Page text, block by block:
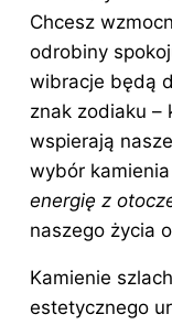
Chcesz
odrobiny
wibracje będą
znak zodiaku –
wspierają
wybór
energię z
naszego życia
Kamienie
estetycznego